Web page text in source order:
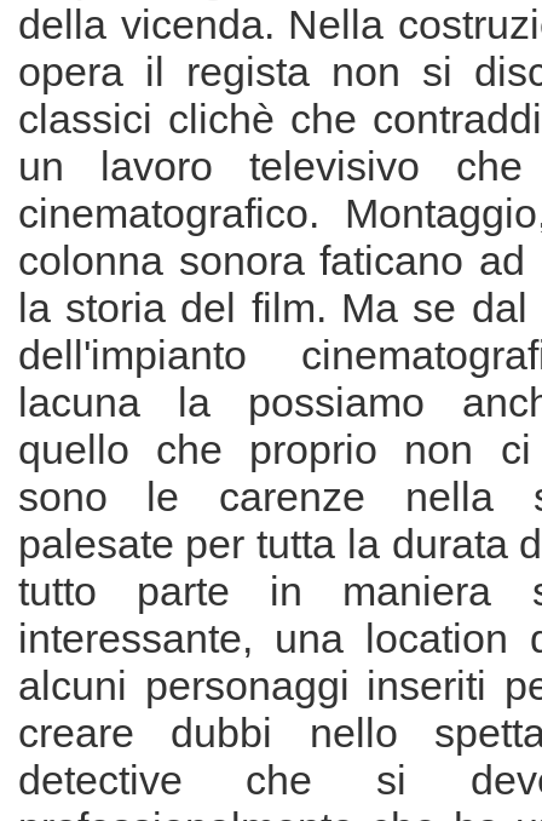
della vicenda. Nella
opera il regista non si
classici clichè che
un lavoro televisivo
cinematografico.
colonna sonora faticano ad
la storia del film. Ma se
dell'impianto
lacuna la possiamo
quello che proprio non ci
sono le carenze nella
palesate per tutta la durata
tutto parte in maniera
interessante, una location
alcuni personaggi inseriti
creare dubbi nello
detective che si